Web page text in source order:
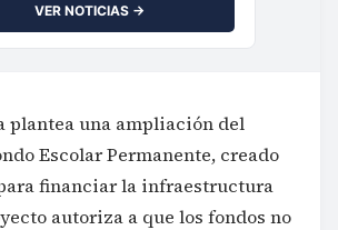
VER NOTICIAS →
plantea una ampliación del
Escolar Permanente, creado
financiar la infraestructura
autoriza a que los fondos no